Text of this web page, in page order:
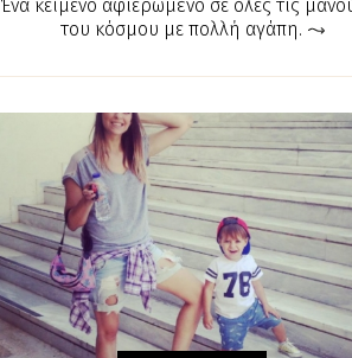
Ένα κείμενο αφιερωμένο σε όλες τις
του κόσμου με πολλή αγάπη.